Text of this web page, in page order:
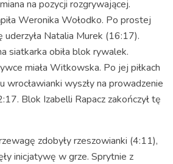
na pozycji rozgrywającej.
Weronika Wołodko. Po prostej
uderzyła Natalia Murek (16:17).
siatkarka obiła blok rywalek.
miała Witkowska. Po jej piłkach
wrocławianki wyszły na prowadzenie
Blok Izabelli Rapacz zakończył tę
zdobyły rzeszowianki (4:11),
inicjatywę w grze. Sprytnie z